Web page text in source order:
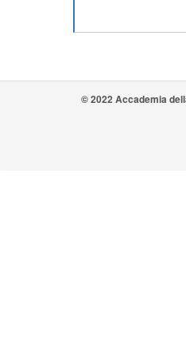
© 2022 Accademia